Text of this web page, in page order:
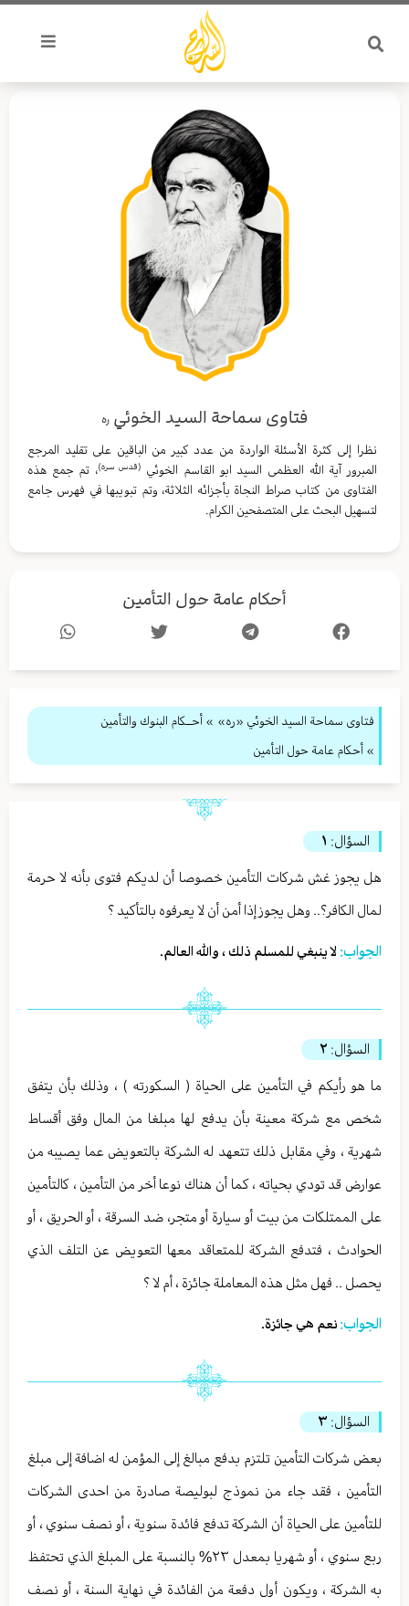
تخطي
المحتوى
فتاوى سماحة السيد الخوئي ره
نظرا إلى كثرة الأسئلة الواردة من عدد كبير من الباقين على تقليد المرجع
المبرور آية الله العظمى السيد ابو القاسم الخوئي (قدس سره)، تم جمع هذه
الفتاوى من كتاب صراط النجاة بأجزائه الثلاثة، وتم تبويبها في فهرس جامع
لتسهيل البحث على المتصفحين الكرام.
أحكام عامة حول التأمين
فتاوى سماحة السيد الخوئي «ره» » أحــكام البنوك والتأمين
» أحكام عامة حول التأمين
السؤال: ١
هل يجوز غش شركات التأمين خصوصا أن لديكم فتوى بأنه لا حرمة
لمال الكافر؟.. وهل يجوز إذا أمن أن لا يعرفوه بالتأكيد ؟
الجواب: لا ينبغي للمسلم ذلك ، والله العالم.
السؤال: ٢
ما هو رأيكم في التأمين على الحياة ( السكورته ) ، وذلك بأن يتفق
شخص مع شركة معينة بأن يدفع لها مبلغا من المال وفق أقساط
شهرية ، وفي مقابل ذلك تتعهد له الشركة بالتعويض عما يصيبه من
عوارض قد تودي بحياته ، كما أن هناك نوعا أخر من التأمين ، كالتأمين
على الممتلكات من بيت أو سيارة أو متجر، ضد السرقة ، أو الحريق ، أو
الحوادث ، فتدفع الشركة للمتعاقد معها التعويض عن التلف الذي
يحصل .. فهل مثل هذه المعاملة جائزة ، أم لا ؟
الجواب: نعم هي جائزة.
السؤال: ٣
بعض شركات التأمين تلتزم بدفع مبالغ إلى المؤمن له اضافة إلى مبلغ
التأمين ، فقد جاء من نموذج لبوليصة صادرة من احدى الشركات
للتأمين على الحياة أن الشركة تدفع فائدة سنوية ، أو نصف سنوي ، أو
ربع سنوي ، أو شهريا بمعدل ٢٣% بالنسبة على المبلغ الذي تحتفظ
به الشركة ، ويكون أول دفعة من الفائدة في نهاية السنة ، أو نصف